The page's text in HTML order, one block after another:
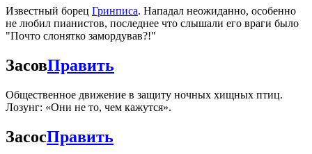
Известный борец Гринписа. Нападал неожиданно, особенно
не любил пианистов, последнее что слышали его враги было
"Почто слонятко замордував?!"
ЗасовПравить
Общественное движение в защиту ночных хищных птиц.
Лозунг: «Они не то, чем кажутся».
ЗасосПравить